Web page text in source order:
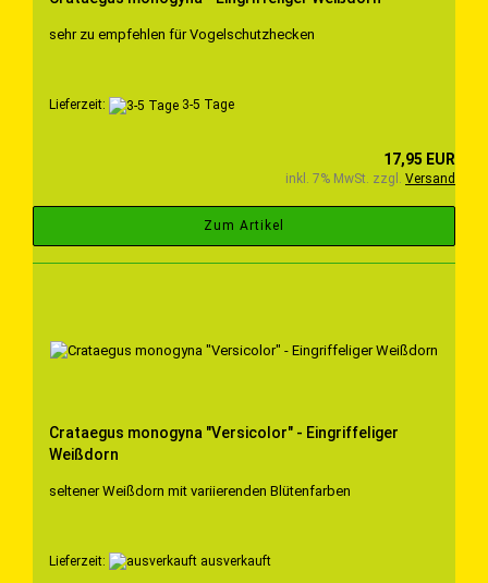
sehr zu empfehlen für Vogelschutzhecken
Lieferzeit: 3-5 Tage
17,95 EUR
inkl. 7% MwSt. zzgl. Versand
Zum Artikel
Crataegus monogyna "Versicolor" - Eingriffeliger
Weißdorn
seltener Weißdorn mit variierenden Blütenfarben
Lieferzeit: ausverkauft